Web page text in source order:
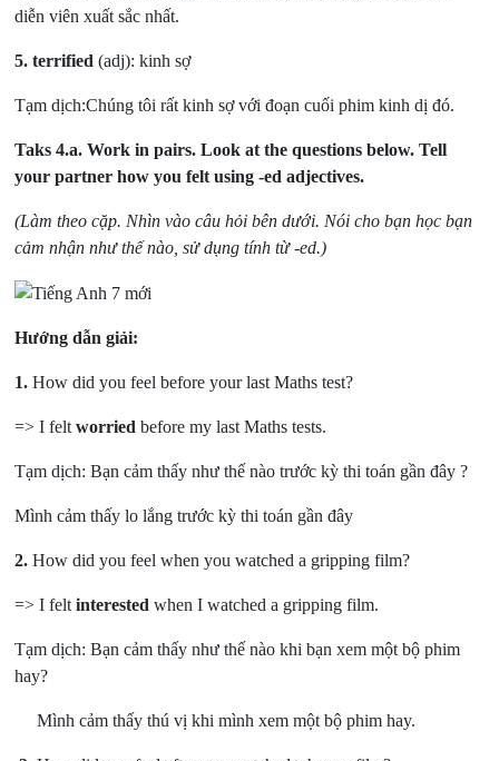
diễn viên xuất sắc nhất.
5. terrified (adj): kinh sợ
Tạm dịch:Chúng tôi rất kinh sợ với đoạn cuối phim kinh dị đó.
Taks 4.a. Work in pairs. Look at the questions below. Tell
your partner how you felt using -ed adjectives.
(Làm theo cặp. Nhìn vào câu hỏi bên dưới. Nói cho bạn học bạn
cảm nhận như thế nào, sử dụng tính từ -ed.)
Hướng dẫn giải:
1. How did you feel before your last Maths test?
=> I feltworried before my last Maths tests.
Tạm dịch: Bạn cảm thấy như thế nào trước kỳ thi toán gần đây ?
Mình cảm thấy lo lắng trước kỳ thi toán gần đây
2. How did you feel when you watched a gripping film?
=> I feltinterested when I watched a gripping film.
Tạm dịch: Bạn cảm thấy như thế nào khi bạn xem một bộ phim
hay?
Mình cảm thấy thú vị khi mình xem một bộ phim hay.